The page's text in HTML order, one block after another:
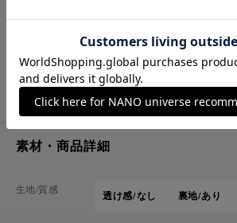
68cm 94cm
※ 各項目の測り方はこちらをご確認ください
素材・商品詳細
生地/質感
透け感/なし 裏地/あり